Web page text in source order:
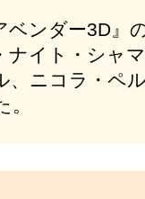
ベンダー3D』
ナイト・シャ
、ニコラ・ペ